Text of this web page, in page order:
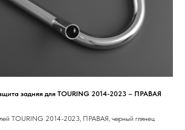
задняя для TOURING 2014-2023 – ПРАВАЯ
TOURING 2014-2023, ПРАВАЯ, черный глянец